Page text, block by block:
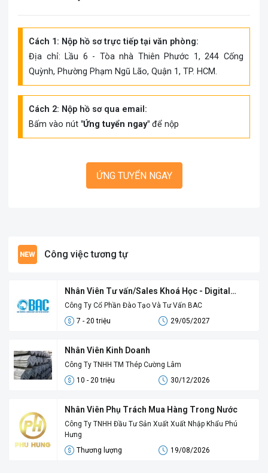
Cách 1: Nộp hồ sơ trực tiếp tại văn phòng:
Địa chỉ: Lầu 6 - Tòa nhà Thiên Phước 1, 244 Cống
Quỳnh, Phường Phạm Ngũ Lão, Quận 1, TP. HCM.
Cách 2: Nộp hồ sơ qua email:
Bấm vào nút "Ứng tuyển ngay" để nộp
ỨNG TUYỂN NGAY
Công việc tương tự
Nhân Viên Tư vấn/Sales Khoá Học - Digital
Sales
Công Ty Cổ Phần Đào Tạo Và Tư Vấn BAC
7 - 20 triệu
29/05/2027
Nhân Viên Kinh Doanh
Công Ty TNHH TM Thép Cường Lâm
10 - 20 triệu
30/12/2026
Nhân Viên Phụ Trách Mua Hàng Trong Nước
Công Ty TNHH Đầu Tư Sản Xuất Xuất Nhập Khẩu Phú
Hưng
Thương lượng
19/08/2026